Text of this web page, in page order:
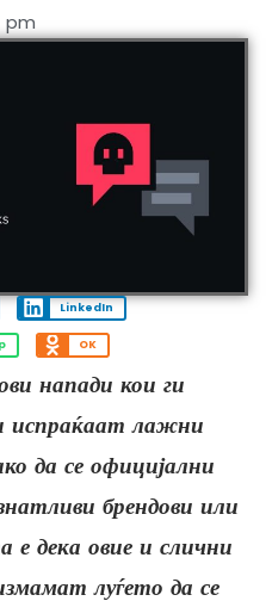
pm
LinkedIn
OK
напади кои ги
испраќаат лажни
да се официјални
брендови или
е дека овие и слични
луѓето да се